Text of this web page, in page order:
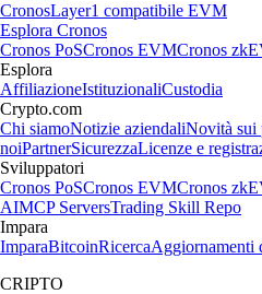
CronosLayer1 compatibile EVM
Esplora Cronos
Cronos PoSCronos EVMCronos
Esplora
AffiliazioneIstituzionaliCustodia
Crypto.com
Chi siamoNotizie aziendaliNovità sui
noiPartnerSicurezzaLicenze e
Sviluppatori
Cronos PoSCronos EVMCronos
AIMCP ServersTrading Skill Repo
Impara
ImparaBitcoinRicercaAggiornamenti
CRIPTO